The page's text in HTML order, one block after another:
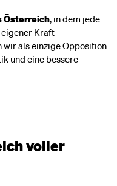
Österreich, in dem jede
Kraft
wir als einzige Opposition
und eine bessere
voller